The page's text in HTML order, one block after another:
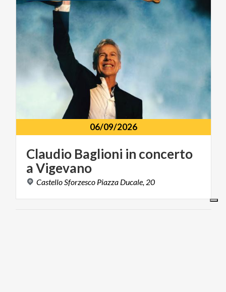
06/09/2026
Claudio Baglioni in concerto
aVigevano
Castello Sforzesco Piazza Ducale, 20